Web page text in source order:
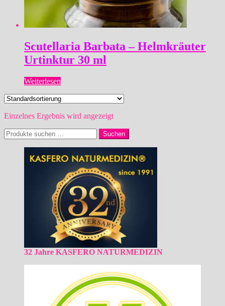
Scutellaria Barbata – Helmkräuter
Urtinktur 30 ml
Weiterlesen
Einzelnes Ergebnis wird angezeigt
Suchen
nach:
Suchen
32 Jahre KASFERO NATURMEDIZIN